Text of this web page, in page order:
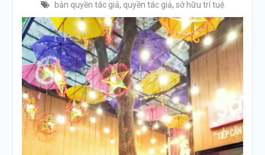
bản quyền tác giả, quyền tác giả, sở hữu trí tuệ